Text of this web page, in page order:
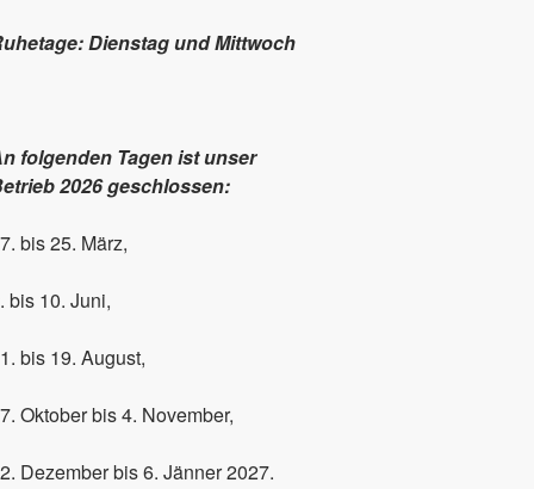
Dienstag und Mittwoch
folgenden Tagen ist unser
2026 geschlossen:
bis 25. März,
bis 10. Juni,
bis 19. August,
Oktober bis 4. November,
Dezember bis 6. Jänner 2027.